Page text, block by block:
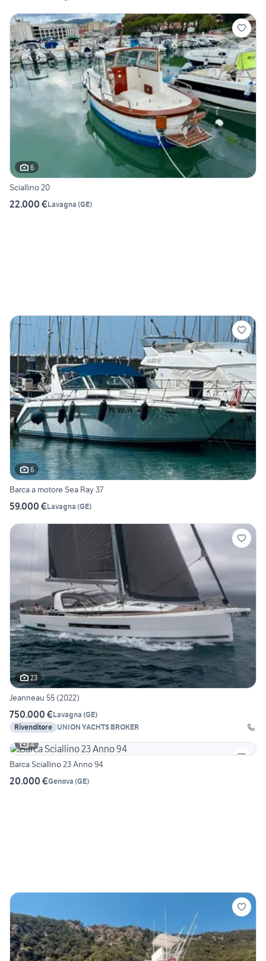
6
Sciallino 20
22.000 €Lavagna (GE)
6
Barca a motore Sea Ray 37
59.000 €Lavagna (GE)
23
Jeanneau 55 (2022)
750.000 €Lavagna (GE)
Rivenditore UNION YACHTS BROKER
4
Barca Sciallino 23 Anno 94
20.000 €Genova (GE)